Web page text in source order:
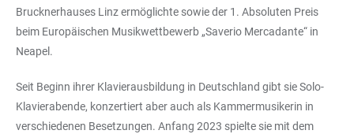
Brucknerhauses Linz ermöglichte sowie der 1. Absoluten Preis
beim Europäischen Musikwettbewerb „Saverio Mercadante“ in
Neapel.
Seit Beginn ihrer Klavierausbildung in Deutschland gibt sie Solo-
Klavierabende, konzertiert aber auch als Kammermusikerin in
verschiedenen Besetzungen. Anfang 2023 spielte sie mit dem